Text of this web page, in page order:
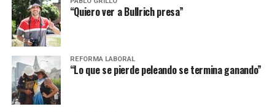
“Quiero ver a Bullrich presa”
REFORMA LABORAL
“Lo que se pierde peleando se termina ganando”